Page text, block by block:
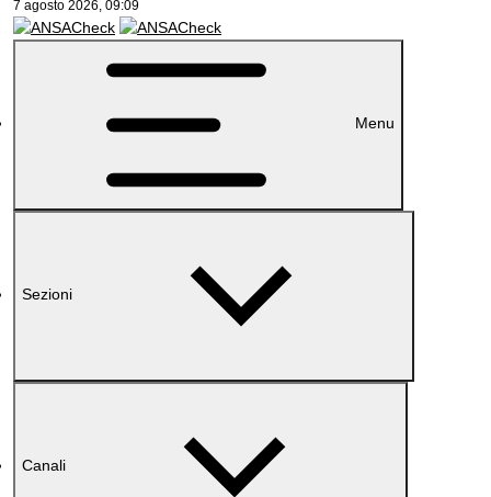
7 agosto 2026, 09:09
Menu
Sezioni
Canali